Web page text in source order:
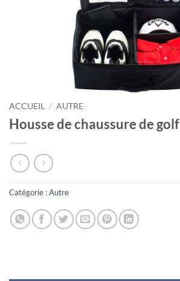
ACCUEIL / AUTRE
Housse de chaussure de golf
Catégorie :Autre